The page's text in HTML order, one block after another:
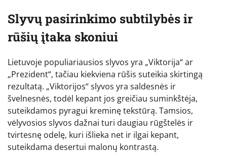
Slyvų pasirinkimo subtilybės ir
rūšių įtaka skoniui
Lietuvoje populiariausios slyvos yra „Viktorija“ ar
„Prezident“, tačiau kiekviena rūšis suteikia skirtingą
rezultatą. „Viktorijos“ slyvos yra saldesnės ir
švelnesnės, todėl kepant jos greičiau suminkštėja,
suteikdamos pyragui kreminę tekstūrą. Tamsios,
vėlyvosios slyvos dažnai turi daugiau rūgštelės ir
tvirtesnę odelę, kuri išlieka net ir ilgai kepant,
suteikdama desertui malonų kontrastą.